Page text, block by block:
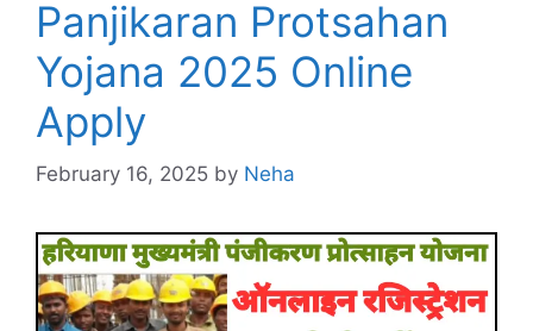
Panjikaran Protsahan
Yojana 2025 Online
Apply
February 16, 2025 by Neha